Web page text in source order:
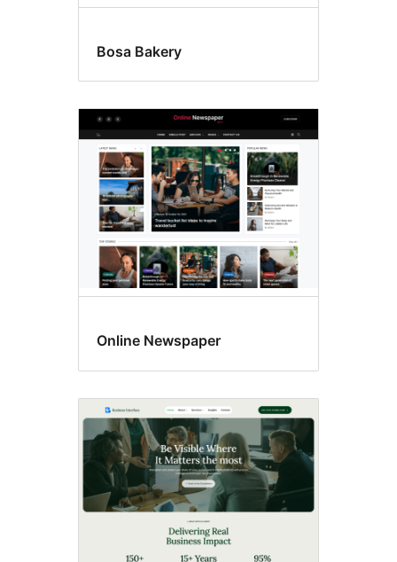
Bosa Bakery
Online Newspaper